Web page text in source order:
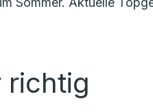
richtig